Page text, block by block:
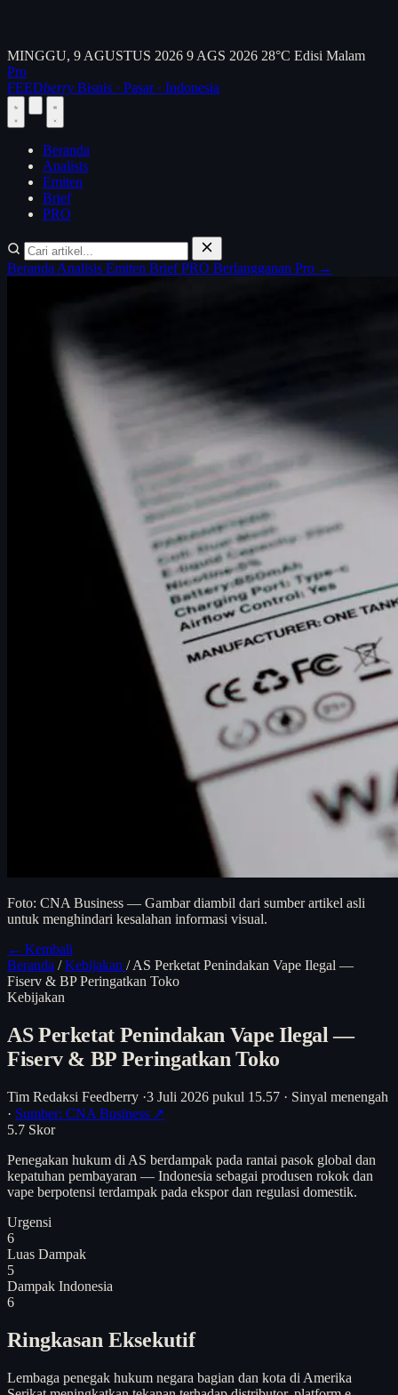
MINGGU, 9 AGUSTUS 2026 9 AGS 2026 28°C Edisi Malam
Pro
FEEDberry Bisnis · Pasar · Indonesia
Beranda
Analisis
Emiten
Brief
PRO
Beranda Analisis Emiten BriefPRO Berlangganan Pro →
Foto: CNA Business — Gambar diambil dari sumber artikel asli
untuk menghindari kesalahan informasi visual.
← Kembali
Beranda / Kebijakan / AS Perketat Penindakan Vape Ilegal —
Fiserv & BP Peringatkan Toko
Kebijakan
AS Perketat Penindakan Vape Ilegal —
Fiserv & BP Peringatkan Toko
Tim Redaksi Feedberry ·3 Juli 2026 pukul 15.57 · Sinyal menengah
· Sumber: CNA Business ↗
5.7 Skor
Penegakan hukum di AS berdampak pada rantai pasok global dan
kepatuhan pembayaran — Indonesia sebagai produsen rokok dan
vape berpotensi terdampak pada ekspor dan regulasi domestik.
Urgensi
6
Luas Dampak
5
Dampak Indonesia
6
Ringkasan Eksekutif
Lembaga penegak hukum negara bagian dan kota di Amerika